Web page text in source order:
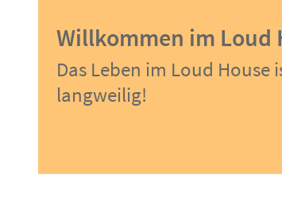
Willkommen im Loud
Das Leben im Loud House
langweilig!